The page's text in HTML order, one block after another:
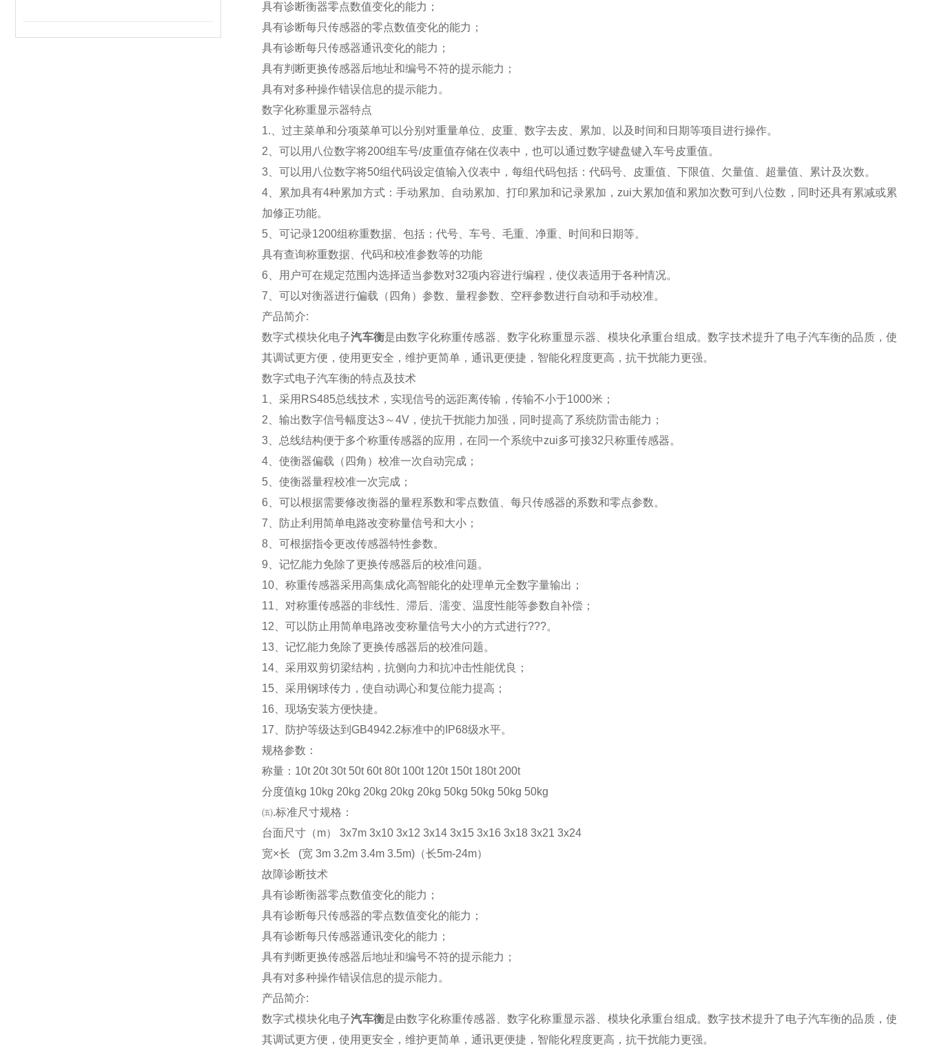
具有诊断衡器零点数值变化的能力；
具有诊断每只传感器的零点数值变化的能力；
具有诊断每只传感器通讯变化的能力；
具有判断更换传感器后地址和编号不符的提示能力；
具有对多种操作错误信息的提示能力。
数字化称重显示器特点
1. 、过主菜单和分项菜单可以分别对重量单位、皮重、数字去皮、累加、以及时间和日期等项目进行操作。
2 、可以用八位数字将200组车号/皮重值存储在仪表中，也可以通过数字键盘键入车号皮重值。
3 、可以用八位数字将50组代码设定值输入仪表中，每组代码包括：代码号、皮重值、下限值、欠量值、超量值、累计及次数。
4 、累加具有4种累加方式：手动累加、自动累加、打印累加和记录累加，zui大累加值和累加次数可到八位数，同时还具有累减或累
加修正功能。
5 、可记录1200组称重数据、包括：代号、车号、毛重、净重、时间和日期等。
具有查询称重数据、代码和校准参数等的功能
6 、用户可在规定范围内选择适当参数对32项内容进行编程，使仪表适用于各种情况。
7 、可以对衡器进行偏载（四角）参数、量程参数、空秤参数进行自动和手动校准。
产品简介:
数字式模块化电子汽车衡是由数字化称重传感器、数字化称重显示器、模块化承重台组成。数字技术提升了电子汽车衡的品质，使
其调试更方便，使用更安全，维护更简单，通讯更便捷，智能化程度更高，抗干扰能力更强。
数字式电子汽车衡的特点及技术
1 、采用RS485总线技术，实现信号的远距离传输，传输不小于1000米；
2 、输出数字信号幅度达3～4V，使抗干扰能力加强，同时提高了系统防雷击能力；
3 、总线结构便于多个称重传感器的应用，在同一个系统中zui多可接32只称重传感器。
4 、使衡器偏载（四角）校准一次自动完成；
5 、使衡器量程校准一次完成；
6 、可以根据需要修改衡器的量程系数和零点数值、每只传感器的系数和零点参数。
7 、防止利用简单电路改变称量信号和大小；
8 、可根据指令更改传感器特性参数。
9 、记忆能力免除了更换传感器后的校准问题。
10 、称重传感器采用高集成化高智能化的处理单元全数字量输出；
11 、对称重传感器的非线性、滞后、濡变、温度性能等参数自补偿；
12 、可以防止用简单电路改变称量信号大小的方式进行???。
13 、记忆能力免除了更换传感器后的校准问题。
14 、采用双剪切梁结构，抗侧向力和抗冲击性能优良；
15 、采用钢球传力，使自动调心和复位能力提高；
16 、现场安装方便快捷。
17 、防护等级达到GB4942.2标准中的IP68级水平。
规格参数：
称量：10t 20t 30t 50t 60t 80t 100t 120t 150t 180t 200t
分度值kg 10kg 20kg 20kg 20kg 20kg 50kg 50kg 50kg 50kg
㈤.标准尺寸规格：
台面尺寸（m） 3x7m 3x10 3x12 3x14 3x15 3x16 3x18 3x21 3x24
宽×长 (宽 3m 3.2m 3.4m 3.5m)（长5m-24m）
故障诊断技术
具有诊断衡器零点数值变化的能力；
具有诊断每只传感器的零点数值变化的能力；
具有诊断每只传感器通讯变化的能力；
具有判断更换传感器后地址和编号不符的提示能力；
具有对多种操作错误信息的提示能力。
产品简介:
数字式模块化电子汽车衡是由数字化称重传感器、数字化称重显示器、模块化承重台组成。数字技术提升了电子汽车衡的品质，使
其调试更方便，使用更安全，维护更简单，通讯更便捷，智能化程度更高，抗干扰能力更强。